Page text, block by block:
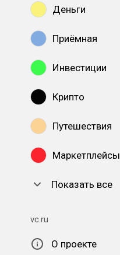
Деньги
Приёмная
Инвестиции
Крипто
Путешествия
Маркетплейсы
Показать все
vc.ru
О проекте